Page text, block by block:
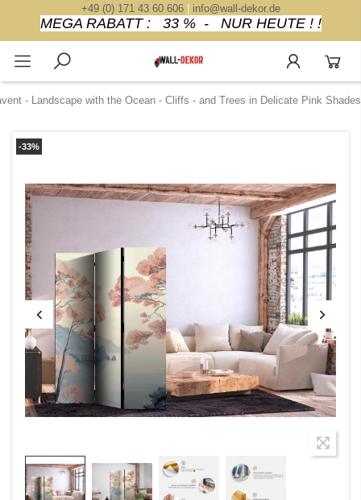
+49 (0) 171 43 60 606| info@wall-dekor.de
MEGA RABATT : 33 % - NUR HEUTE ! !
- Landscape with the Ocean - Cliffs - and Trees in Delicate Pink Shades
-33%